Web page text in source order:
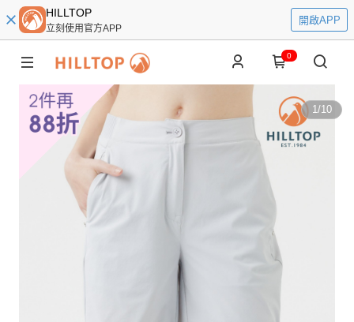
HILLTOP
立刻使用官方APP
開啟APP
0
1/10